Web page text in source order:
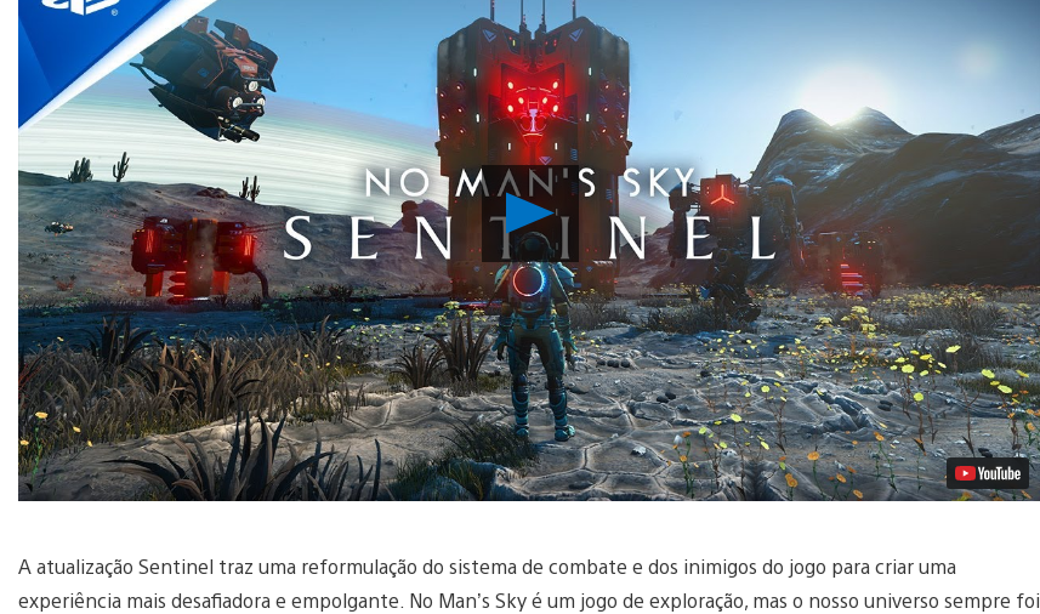
Reproduzir
Vídeo
A atualização Sentinel traz uma reformulação do sistema de combate e dos inimigos do jogo para criar uma
experiência mais desafiadora e empolgante. No Man’s Sky é um jogo de exploração, mas o nosso universo sempre foi